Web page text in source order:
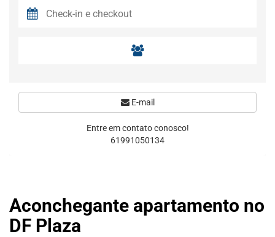
Aconchegante apartamento no
DF Plaza
E-mail
Entre em contato conosco!
61991050134